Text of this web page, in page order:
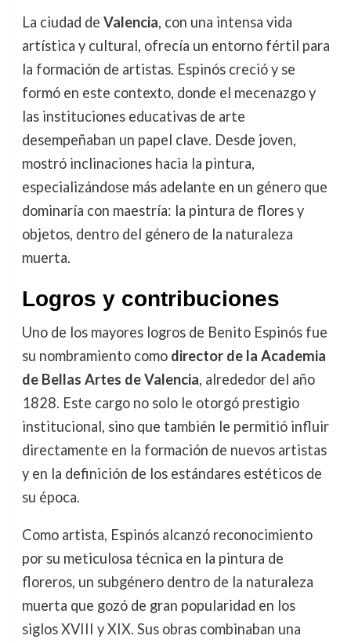
La ciudad de Valencia, con una intensa vida
artística y cultural, ofrecía un entorno fértil para
la formación de artistas. Espinós creció y se
formó en este contexto, donde el mecenazgo y
las instituciones educativas de arte
desempeñaban un papel clave. Desde joven,
mostró inclinaciones hacia la pintura,
especializándose más adelante en un género que
dominaría con maestría: la pintura de flores y
objetos, dentro del género de la naturaleza
muerta.
Logros y contribuciones
Uno de los mayores logros de Benito Espinós fue
su nombramiento como director de la Academia
de Bellas Artes de Valencia, alrededor del año
1828. Este cargo no solo le otorgó prestigio
institucional, sino que también le permitió influir
directamente en la formación de nuevos artistas
y en la definición de los estándares estéticos de
su época.
Como artista, Espinós alcanzó reconocimiento
por su meticulosa técnica en la pintura de
floreros, un subgénero dentro de la naturaleza
muerta que gozó de gran popularidad en los
siglos XVIII y XIX. Sus obras combinaban una